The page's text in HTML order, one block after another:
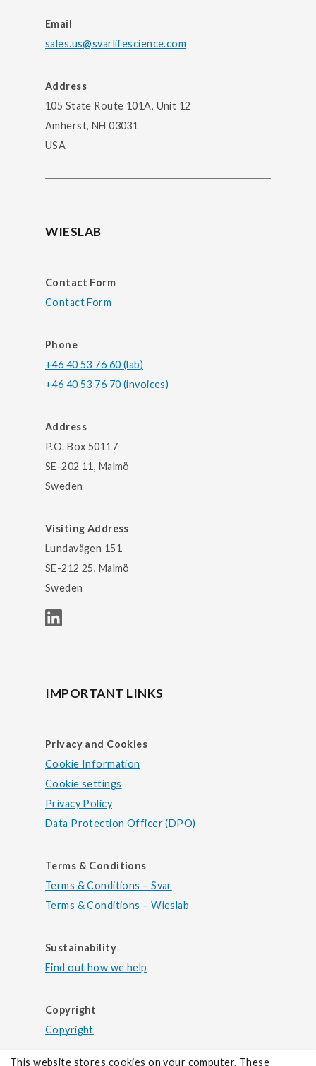
This website stores cookies on your computer. These
Email
sales.us@svarlifescience.com
Address
105 State Route 101A, Unit 12
Amherst, NH 03031
USA
WIESLAB
Contact Form
Contact Form
Phone
+46 40 53 76 60 (lab)
+46 40 53 76 70 (invoices)
Address
P.O. Box 50117
SE-202 11, Malmö
Sweden
Visiting Address
Lundavägen 151
SE-212 25, Malmö
Sweden
IMPORTANT LINKS
Privacy and Cookies
Cookie Information
Cookie settings
Privacy Policy
Data Protection Officer (DPO)
Terms & Conditions
Terms & Conditions – Svar
Terms & Conditions – Wieslab
Sustainability
Find out how we help
Copyright
Copyright